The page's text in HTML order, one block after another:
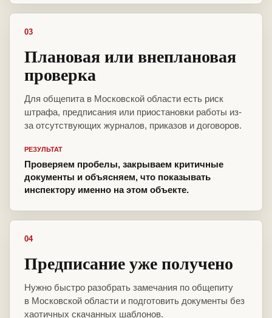
03
Плановая или внеплановая
проверка
Для общепита в Московской области есть риск
штрафа, предписания или приостановки работы из-
за отсутствующих журналов, приказов и договоров.
РЕЗУЛЬТАТ
Проверяем пробелы, закрываем критичные
документы и объясняем, что показывать
инспектору именно на этом объекте.
04
Предписание уже получено
Нужно быстро разобрать замечания по общепиту
в Московской области и подготовить документы без
хаотичных скачанных шаблонов.